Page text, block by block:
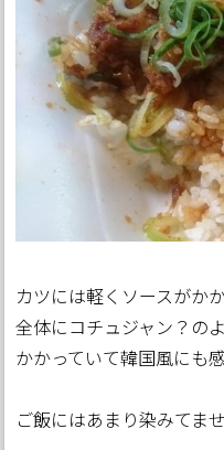
カツには軽くソースがか
全体にコチュジャン？の
かかっていて韓国風にも
ご飯にはあまり染みてま